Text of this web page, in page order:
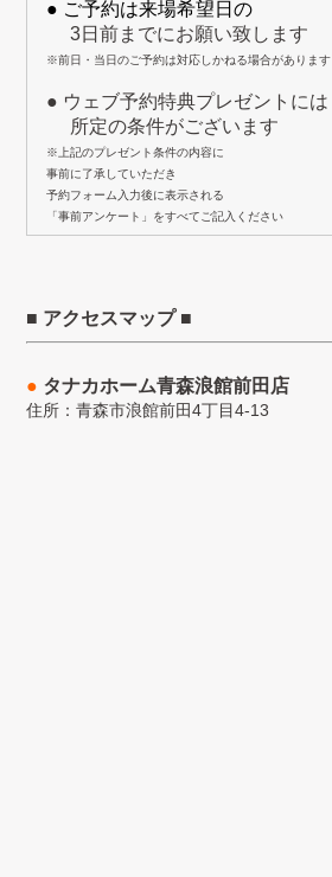
● ご予約は来場希望日の
3日前までにお願い致します
※前日・当日のご予約は対応しかねる場合があります
● ウェブ予約特典プレゼントには
所定の条件がございます
※上記のプレゼント条件の内容に
事前に了承していただき
予約フォーム入力後に表示される
「事前アンケート」をすべてご記入ください
■ アクセスマップ ■
● タナカホーム青森浪館前田店
住所：青森市浪館前田4丁目4-13